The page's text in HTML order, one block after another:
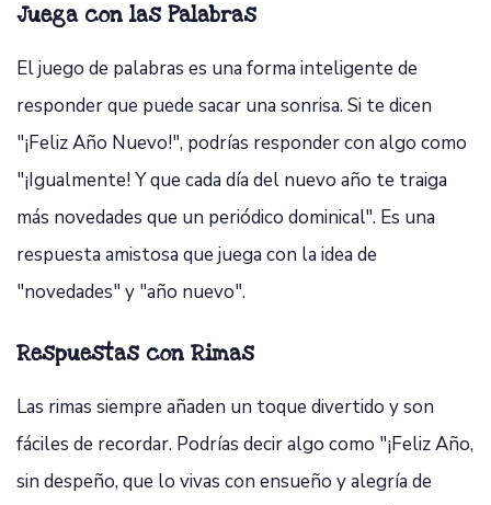
Juega con las Palabras
El juego de palabras es una forma inteligente de
responder que puede sacar una sonrisa. Si te dicen
"¡Feliz Año Nuevo!", podrías responder con algo como
"¡Igualmente! Y que cada día del nuevo año te traiga
más novedades que un periódico dominical". Es una
respuesta amistosa que juega con la idea de
"novedades" y "año nuevo".
Respuestas con Rimas
Las rimas siempre añaden un toque divertido y son
fáciles de recordar. Podrías decir algo como "¡Feliz Año,
sin despeño, que lo vivas con ensueño y alegría de